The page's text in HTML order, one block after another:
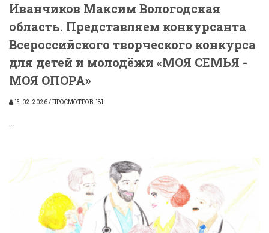
Иванчиков Максим Вологодская
область. Представляем конкурсанта
Всероссийского творческого конкурса
для детей и молодёжи «МОЯ СЕМЬЯ -
МОЯ ОПОРА»
15-02-2026 / ПРОСМОТРОВ: 181
...